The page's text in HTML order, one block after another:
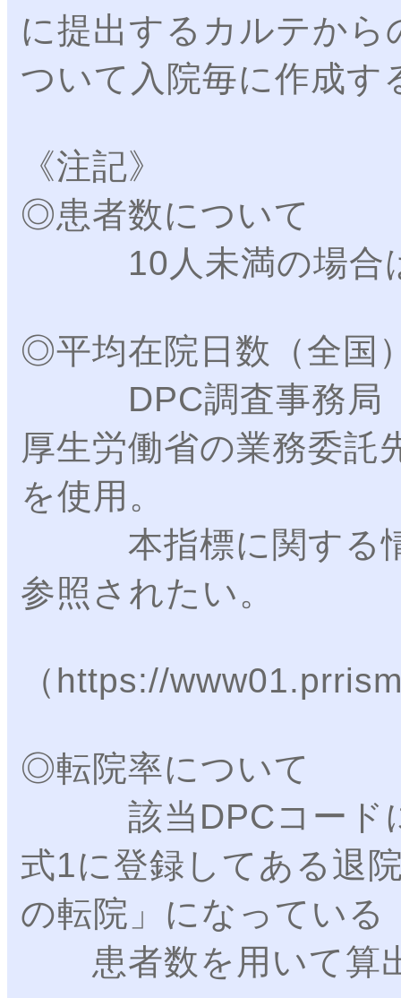
に提出するカルテから
ついて入院毎に作成す
《注記》
◎患者数について
10人未満の場合は
◎平均在院日数（全国
DPC調査事務局（
厚生労働省の業務委託
を使用。
本指標に関する情
参照されたい。
（https://
◎転院率について
該当DPCコードに
式1に登録してある退
の転院」になっている
患者数を用いて算